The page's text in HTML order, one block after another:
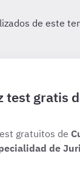
test gratis
gratuitos de
de